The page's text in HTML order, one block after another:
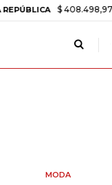
$ 408.498,97 +$ 8.753,81
MODA